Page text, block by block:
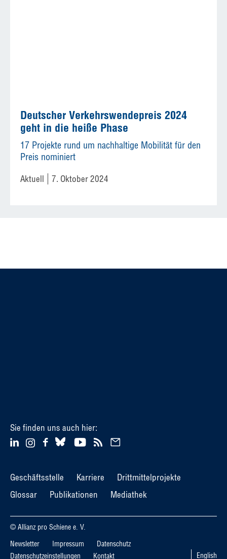
Deutscher Verkehrswendepreis 2024
geht in die heiße Phase
17 Projekte rund um nachhaltige Mobilität für den
Preis nominiert
Aktuell 7. Oktober 2024
Sie finden uns auch hier:
Geschäftsstelle Karriere
Drittmittelprojekte
Glossar
Publikationen Mediathek
© Allianz pro Schiene e. V.
Newsletter
Impressum
Datenschutz
Datenschutzeinstellungen
Kontakt English